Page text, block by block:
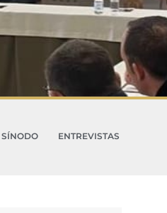
SÍNODO
ENTREVISTAS